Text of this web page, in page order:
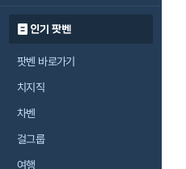
인기 팟벤
팟벤 바로가기
치지직
차벤
걸그룹
여행